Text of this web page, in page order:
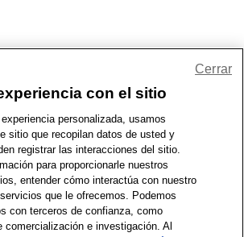
con el sitio
personalizada, usamos
sitio que recopilan datos de usted y
registrar las interacciones del sitio.
para proporcionarle nuestros
entender cómo interactúa con nuestro
que le ofrecemos. Podemos
con terceros de confianza, como
comercialización e investigación. Al
Cerrar